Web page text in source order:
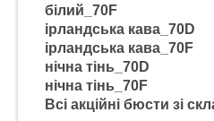
білий_70F
ірландська кава_70D
ірландська кава_70F
нічна тінь_70D
нічна тінь_70F
Всі акційні бюсти зі